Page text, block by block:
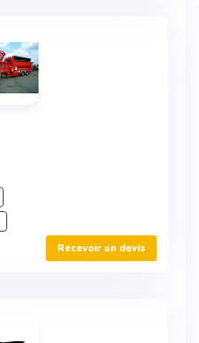
Recevoir un devis